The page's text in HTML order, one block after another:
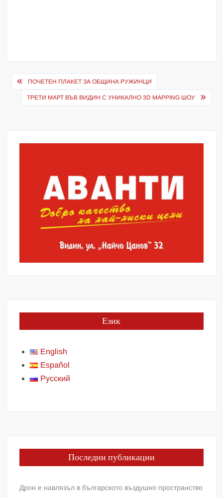
Навигация
ПОЧЕТЕН ПЛАКЕТ ЗА ОБЩИНА РУЖИНЦИ
ТРЕТИ МАРТ ВЪВ ВИДИН С УНИКАЛНО 3D MAPPING ШОУ
Език
English
Español
Русский
Последни публикации
Дрон е навлязъл в българското въздушно пространство